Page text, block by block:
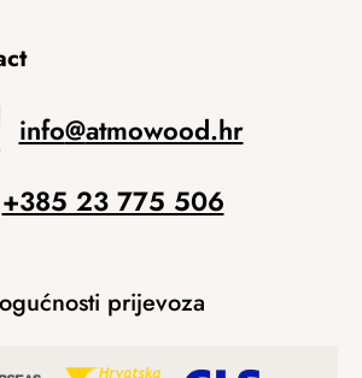
info@atmowood.hr
+385 23 775 506
prijevoza